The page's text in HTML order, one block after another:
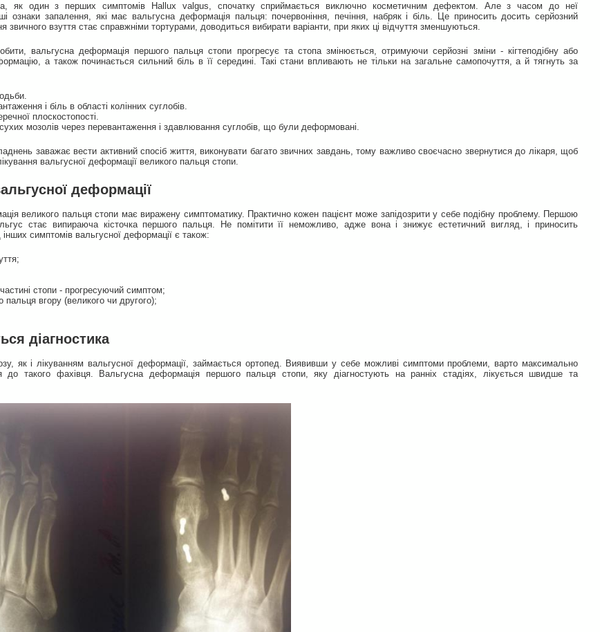
як один з перших симптомів Hallux valgus, спочатку сприймається виключно косметичним дефектом. Але з часом до неї
ознаки запалення, які має вальгусна деформація пальця: почервоніння, печіння, набряк і біль. Це приносить досить серйозний
звичного взуття стає справжніми тортурами, доводиться вибирати варіанти, при яких ці відчуття зменшуються.
вальгусна деформація першого пальця стопи прогресує та стопа змінюється, отримуючи серйозні зміни - кігтеподібну або
а також починається сильний біль в її середині. Такі стани впливають не тільки на загальне самопочуття, а й тягнуть за
і біль в області колінних суглобів.
плоскостопості.
мозолів через перевантаження і здавлювання суглобів, що були деформовані.
заважає вести активний спосіб життя, виконувати багато звичних завдань, тому важливо своєчасно звернутися до лікаря, щоб
вальгусної деформації великого пальця стопи.
деформації
великого пальця стопи має виражену симптоматику. Практично кожен пацієнт може запідозрити у себе подібну проблему. Першою
стає випираюча кісточка першого пальця. Не помітити її неможливо, адже вона і знижує естетичний вигляд, і приносить
симптомів вальгусної деформації є також:
стопи - прогресуючий симптом;
пальця вгору (великого чи другого);
діагностика
як і лікуванням вальгусної деформації, займається ортопед. Виявивши у себе можливі симптоми проблеми, варто максимально
до такого фахівця. Вальгусна деформація першого пальця стопи, яку діагностують на ранніх стадіях, лікується швидше та